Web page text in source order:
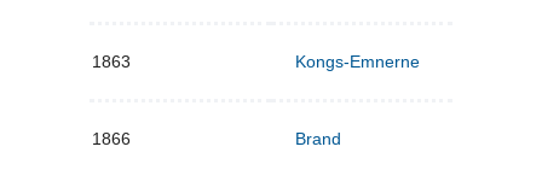
1863 Kongs-Emnerne
1866 Brand